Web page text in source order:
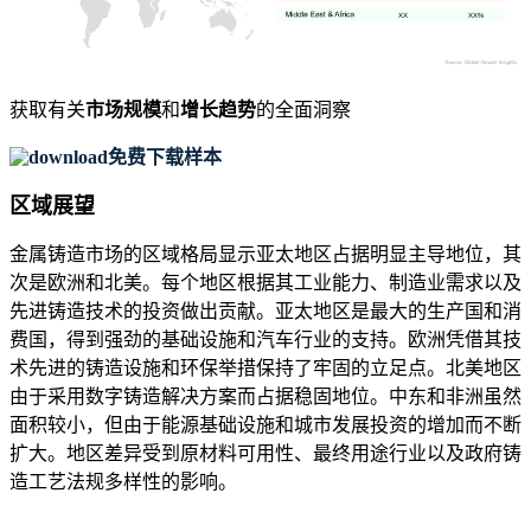
XX%
XX
获取有关市场规模和增长趋势的全面洞察
免费下载样本
区域展望
金属铸造市场的区域格局显示亚太地区占据明显主导地位，其
次是欧洲和北美。每个地区根据其工业能力、制造业需求以及
先进铸造技术的投资做出贡献。亚太地区是最大的生产国和消
费国，得到强劲的基础设施和汽车行业的支持。欧洲凭借其技
术先进的铸造设施和环保举措保持了牢固的立足点。北美地区
由于采用数字铸造解决方案而占据稳固地位。中东和非洲虽然
面积较小，但由于能源基础设施和城市发展投资的增加而不断
扩大。地区差异受到原材料可用性、最终用途行业以及政府铸
造工艺法规多样性的影响。